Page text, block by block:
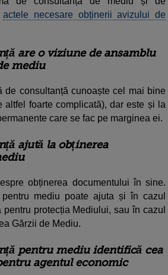
actele necesare obținerii avizului de
are o viziune de ansamblu
mediu
de consultanță cunoaște cel mai bine
altfel foarte complicată), dar este și la
care se fac pe marginea ei.
ajută la obținerea
obținerea documentului în sine.
mediu poate ajuta și în cazul
protecția Mediului, sau în cazul
Gărzii de Mediu.
pentru mediu identifică cea
agentul economic